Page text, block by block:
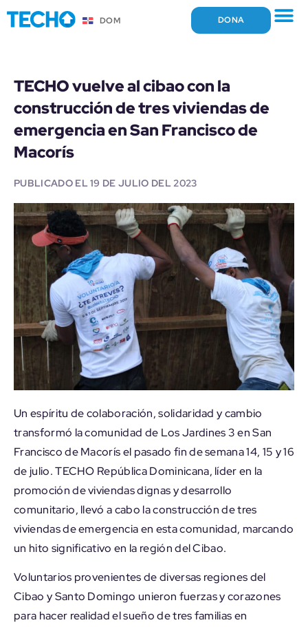
DOM DONA
TECHO vuelve al cibao con la
construcción de tres viviendas de
emergencia en San Francisco de
Macorís
PUBLICADO EL19 DE JULIO DEL 2023
Un espíritu de colaboración, solidaridad y cambio
transformó la comunidad de Los Jardines 3 en San
Francisco de Macorís el pasado fin de semana 14, 15 y 16
de julio. TECHO República Dominicana, líder en la
promoción de viviendas dignas y desarrollo
comunitario, llevó a cabo la construcción de tres
viviendas de emergencia en esta comunidad, marcando
un hito significativo en la región del Cibao.
Voluntarios provenientes de diversas regiones del
Cibao y Santo Domingo unieron fuerzas y corazones
para hacer realidad el sueño de tres familias en